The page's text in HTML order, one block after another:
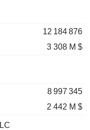
12 184 876
3 308 M $
8 997 345
2 442 M $